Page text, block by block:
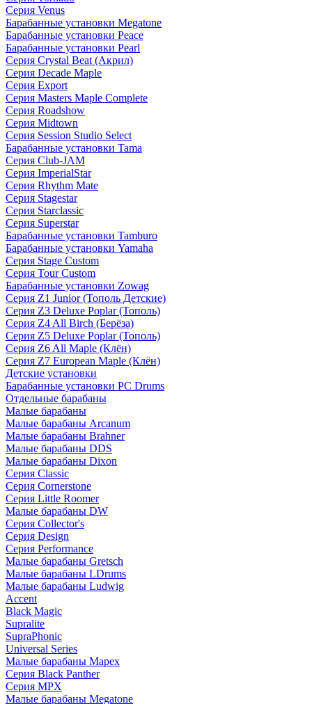
Серия Venus
Барабанные установки Megatone
Барабанные установки Peace
Барабанные установки Pearl
Серия Crystal Beat (Акрил)
Серия Decade Maple
Серия Export
Серия Masters Maple Complete
Серия Roadshow
Серия Midtown
Серия Session Studio Select
Барабанные установки Tama
Серия Club-JAM
Серия ImperialStar
Серия Rhythm Mate
Серия Stagestar
Серия Starclassic
Серия Superstar
Барабанные установки Tamburo
Барабанные установки Yamaha
Серия Stage Custom
Серия Tour Custom
Барабанные установки Zowag
Серия Z1 Junior (Тополь Детские)
Серия Z3 Deluxe Poplar (Тополь)
Серия Z4 All Birch (Берёза)
Серия Z5 Deluxe Poplar (Тополь)
Серия Z6 All Maple (Клён)
Серия Z7 European Maple (Клён)
Детские установки
Барабанные установки PC Drums
Отдельные барабаны
Малые барабаны
Малые барабаны Arcanum
Малые барабаны Brahner
Малые барабаны DDS
Малые барабаны Dixon
Серия Classic
Серия Cornerstone
Серия Little Roomer
Малые барабаны DW
Серия Collector's
Серия Design
Серия Performance
Малые барабаны Gretsch
Малые барабаны LDrums
Малые барабаны Ludwig
Accent
Black Magic
Supralite
SupraPhonic
Universal Series
Малые барабаны Mapex
Серия Black Panther
Серия MPX
Малые барабаны Megatone